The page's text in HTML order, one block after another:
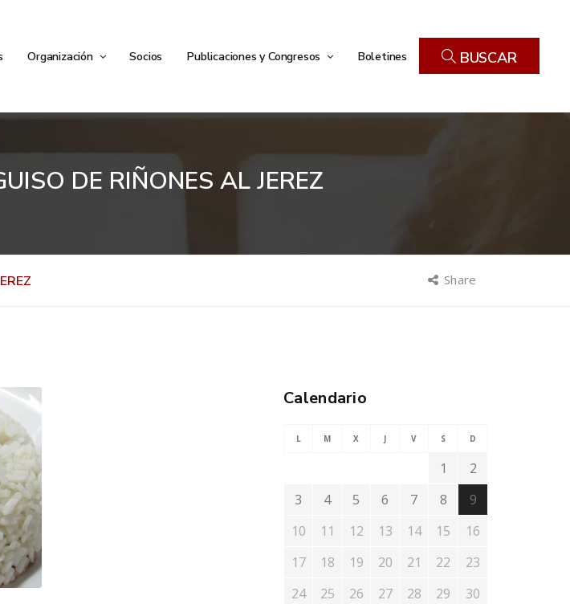
Organización Socios Publicaciones y Congresos Boletines BUSCAR
DE RIÑONES AL JEREZ
Share
Calendario
L M X J V S D
1
2
3
4 5 6 7 8
9
10
11 12 13 14 15
16
17
18 19 20 21 22
23
24
25 26 27 28 29
30